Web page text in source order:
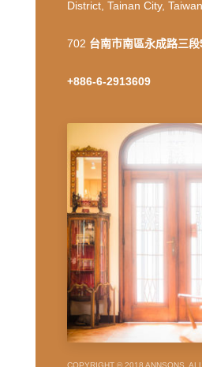
District, Tainan City, Taiwan
702 台南市南區永成路三
+886-6-2913609
COPYRIGHT © 2018 ANNSONS,